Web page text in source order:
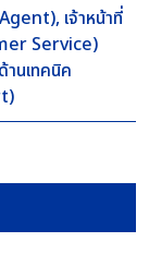
เจ้าหน้าที่
Service)
านเทคนิค